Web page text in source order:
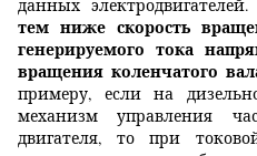
данных электродвигателей.
тем ниже скорость
генерируемого тока
вращения коленчатого
примеру, если на
механизм управления
двигателя, то при